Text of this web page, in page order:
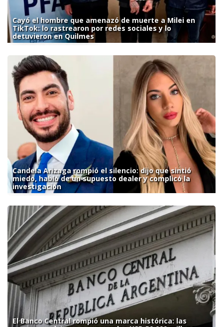
Cayó el hombre que amenazó de muerte a Milei en
TikTok: lo rastrearon por redes sociales y lo
detuvieron en Quilmes
Candela Arizaga rompió el silencio: dijo que sintió
miedo, habló de un supuesto dealer y complicó la
investigación
El Banco Central rompió una marca histórica: las